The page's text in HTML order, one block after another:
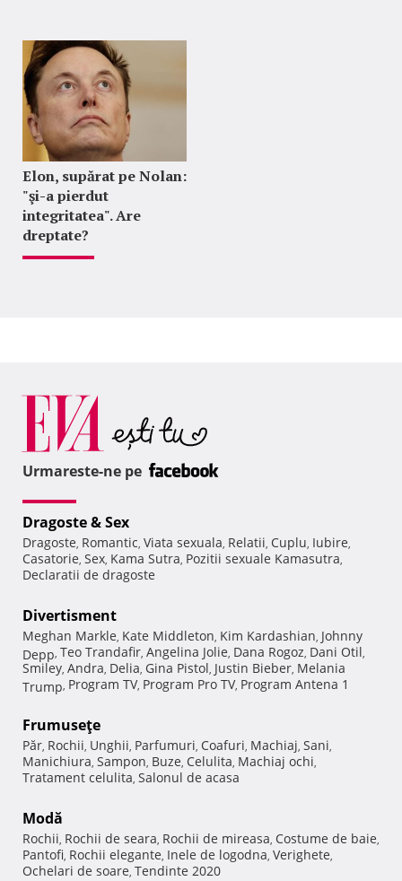
Elon, supărat pe Nolan:
"şi-a pierdut
integritatea". Are
dreptate?
Urmareste-ne pe
Dragoste & Sex
Dragoste, Romantic, Viata sexuala, Relatii, Cuplu, Iubire,
Casatorie, Sex, Kama Sutra, Pozitii sexuale Kamasutra,
Declaratii de dragoste
Divertisment
Meghan Markle, Kate Middleton, Kim Kardashian, Johnny
Depp, Teo Trandafir, Angelina Jolie, Dana Rogoz, Dani Otil,
Smiley, Andra, Delia, Gina Pistol, Justin Bieber, Melania
Trump, Program TV, Program Pro TV, Program Antena 1
Frumuseţe
Păr, Rochii, Unghii, Parfumuri, Coafuri, Machiaj, Sani,
Manichiura, Sampon, Buze, Celulita, Machiaj ochi,
Tratament celulita, Salonul de acasa
Modă
Rochii, Rochii de seara, Rochii de mireasa, Costume de baie,
Pantofi, Rochii elegante, Inele de logodna, Verighete,
Ochelari de soare, Tendinte 2020